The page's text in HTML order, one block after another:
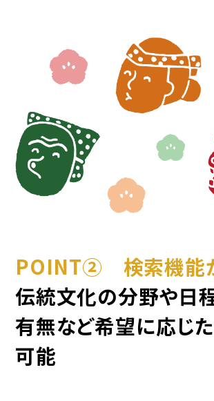
POINT② 検索機能
伝統文化の分野や日
有無など希望に応じ
可能